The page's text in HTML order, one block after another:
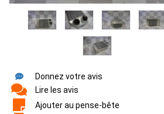
Donnez votre avis
Lire les avis
Ajouter au pense-bête